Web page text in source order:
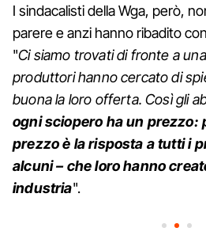
I sindacalisti della Wga, però,
parere e anzi hanno ribadito
"Ci siamo trovati di fronte a
produttori hanno cercato di
buona la loro offerta. Così gli
ogni sciopero ha un prezzo:
prezzo è la risposta a tutti i
alcuni – che loro hanno
industria".